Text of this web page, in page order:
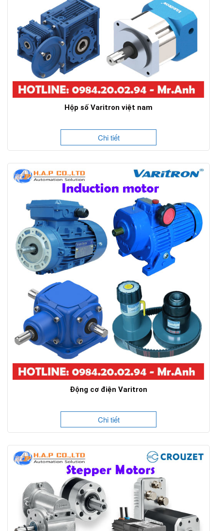
Hộp số Varitron việt nam
Chi tiết
Động cơ điện Varitron
Chi tiết